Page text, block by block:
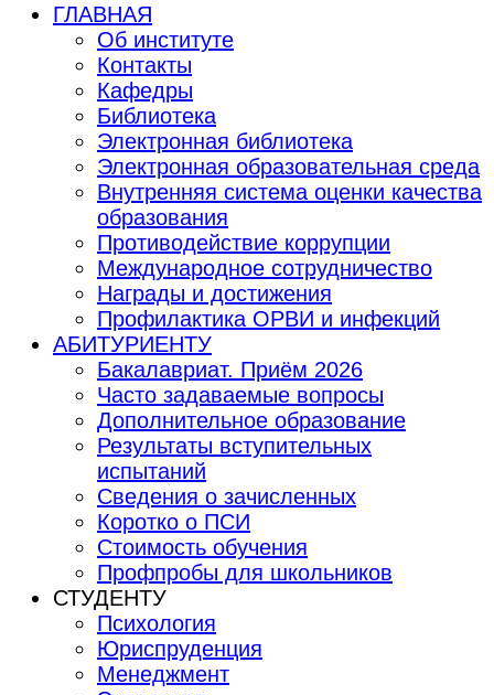
ГЛАВНАЯ
Об институте
Контакты
Кафедры
Библиотека
Электронная библиотека
Электронная образовательная среда
Внутренняя система оценки качества
образования
Противодействие коррупции
Международное сотрудничество
Награды и достижения
Профилактика ОРВИ и инфекций
АБИТУРИЕНТУ
Бакалавриат. Приём 2026
Часто задаваемые вопросы
Дополнительное образование
Результаты вступительных
испытаний
Сведения о зачисленных
Коротко о ПСИ
Стоимость обучения
Профпробы для школьников
СТУДЕНТУ
Психология
Юриспруденция
Менеджмент